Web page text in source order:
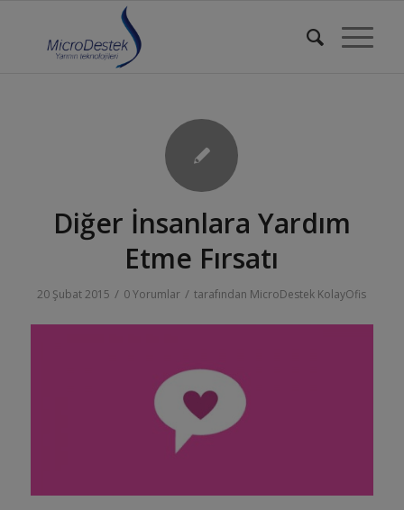
Diğer İnsanlara Yardım
Etme Fırsatı
20 Şubat 2015 / 0 Yorumlar / tarafından MicroDestek KolayOfis